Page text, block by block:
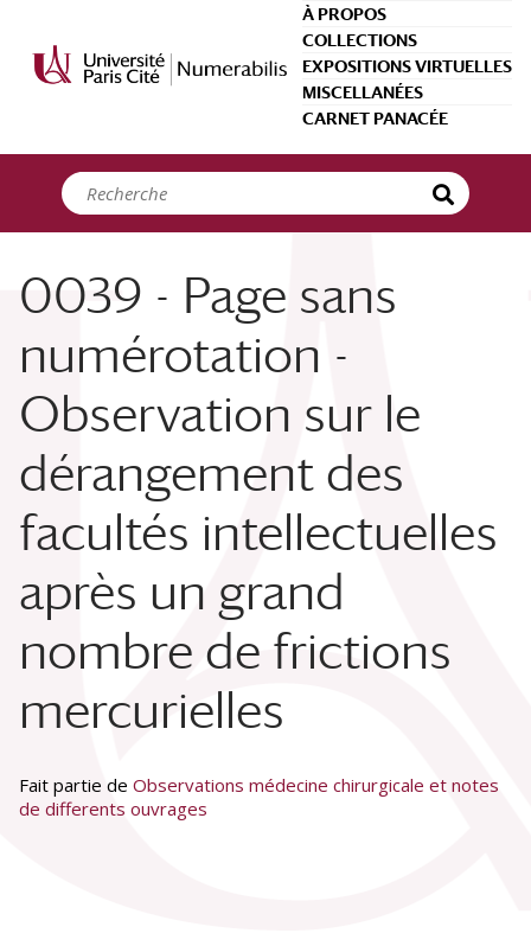
À PROPOS
COLLECTIONS
EXPOSITIONS VIRTUELLES
MISCELLANÉES
CARNET PANACÉE
0039 - Page sans
numérotation -
Observation sur le
dérangement des
facultés intellectuelles
après un grand
nombre de frictions
mercurielles
Fait partie de Observations médecine chirurgicale et notes
de differents ouvrages